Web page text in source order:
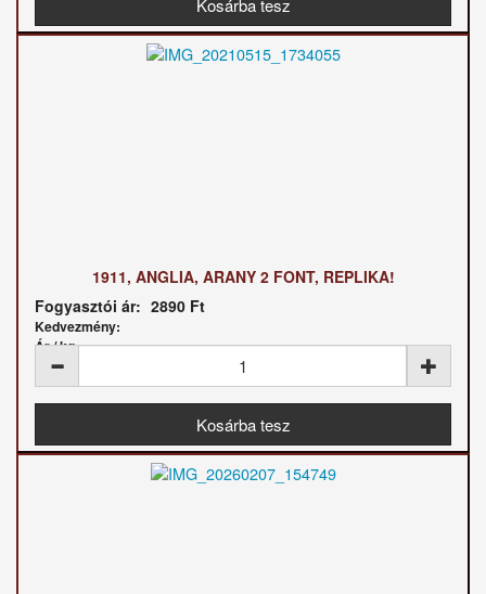
1911, ANGLIA, ARANY 2 FONT, REPLIKA!
Fogyasztói ár: 2890 Ft
Kedvezmény:
Ár / kg: